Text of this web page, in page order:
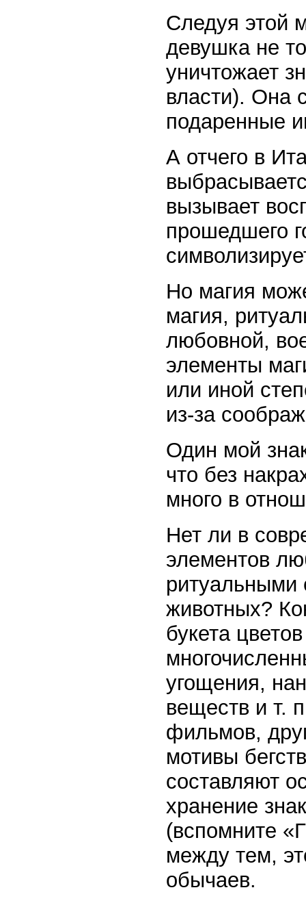
Следуя этой
девушка не
уничтожает
власти). Она
подаренные
А отчего в
вызывает
прошедшего
Но магия
магия,
любовной,
элементы
или иной
из-за
Один мой
что без
много в
Нет ли в
элементов
ритуальными
животных?
букета
угощения,
веществ и т.
фильмов,
мотивы
составляют
хранение
(вспомните
между тем,
обычаев.